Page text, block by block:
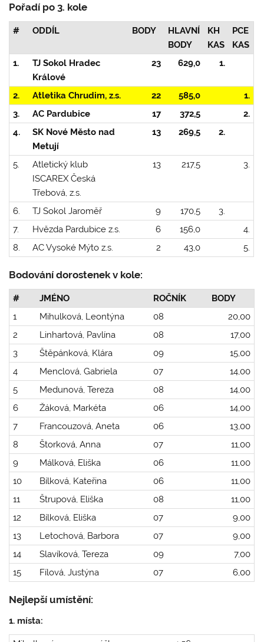
Pořadí po 3. kole
# ODDÍL BODY
HLAVNÍ
BODY
KH
KAS
PCE
KAS
1.
TJ Sokol Hradec
Králové
23 629,0 1.
2. Atletika Chrudim, z.s. 22 585,0
1.
3.
AC Pardubice 17 372,5
2.
4.
SK Nové Město nad
Metují
13 269,5 2.
5.
Atletický klub
ISCAREX Česká
Třebová, z.s.
13 217,5 3.
6. TJ Sokol Jaroměř 9 170,5
3.
7.
Hvězda Pardubice z.s. 6 156,0
4.
8.
AC Vysoké Mýto z.s. 2 43,0 5.
Bodování dorostenek v kole:
# JMÉNO ROČNÍK
BODY
1
Mihulková, Leontýna 08
20,00
2
Linhartová, Pavlína 08
17,00
3
Štěpánková, Klára 09
15,00
4
Menclová, Gabriela 07
14,00
5
Medunová, Tereza 08
14,00
6
Žáková, Markéta 06
14,00
7
Francouzová, Aneta 06
13,00
8
Štorková, Anna 07
11,00
9
Málková, Eliška 06
11,00
10
Bílková, Kateřina 06
11,00
11
Štrupová, Eliška 08
11,00
12
Bílková, Eliška 07
9,00
13
Letochová, Barbora 07
9,00
14
Slavíková, Tereza 09
7,00
15
Fílová, Justýna 07 6,00
Nejlepší umístění:
1. místa: